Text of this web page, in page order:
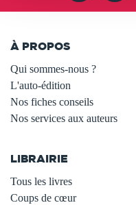
À PROPOS
Qui sommes-nous ?
L'auto-édition
Nos fiches conseils
Nos services aux auteurs
LIBRAIRIE
Tous les livres
Coups de cœur